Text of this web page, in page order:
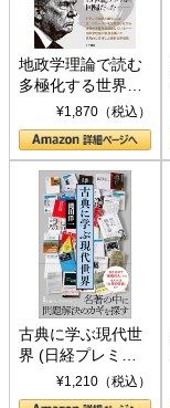
地政学理論で読む
多極化する世界：
トランプとBRICS
の挑戦
¥1,870（税込）
古典に学ぶ現代世
界 (日経プレミア
シリーズ)¥1,210（税込）